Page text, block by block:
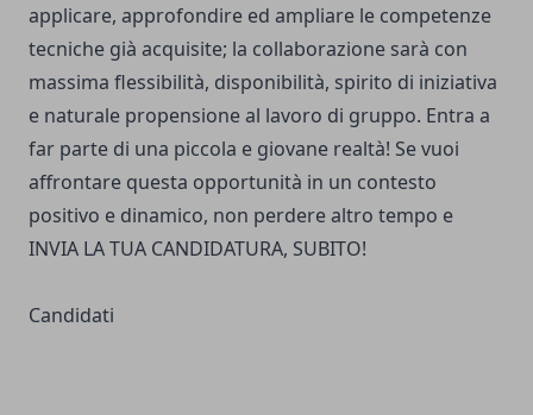
applicare, approfondire ed ampliare le competenze
tecniche già acquisite; la collaborazione sarà con
massima flessibilità, disponibilità, spirito di iniziativa
e naturale propensione al lavoro di gruppo. Entra a
far parte di una piccola e giovane realtà! Se vuoi
affrontare questa opportunità in un contesto
positivo e dinamico, non perdere altro tempo e
INVIA LA TUA CANDIDATURA, SUBITO!
Candidati